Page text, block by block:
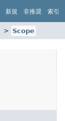
新規 非推奨 索引
Scope